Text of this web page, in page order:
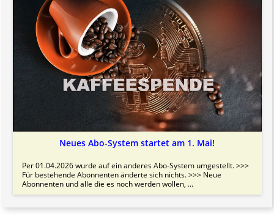
Neues Abo-System startet am 1. Mai!
Per 01.04.2026 wurde auf ein anderes Abo-System umgestellt. >>>
Für bestehende Abonnenten änderte sich nichts. >>> Neue
Abonnenten und alle die es noch werden wollen, ...